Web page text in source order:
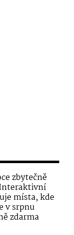
zbytečně
místa, kde
v srpnu
zdarma